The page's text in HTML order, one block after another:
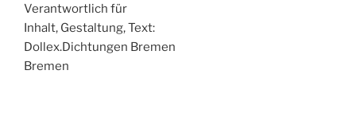
Verantwortlich für
Inhalt, Gestaltung, Text:
Dollex.Dichtungen Bremen
Bremen